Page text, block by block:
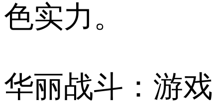
色实力。
华丽战斗：游戏